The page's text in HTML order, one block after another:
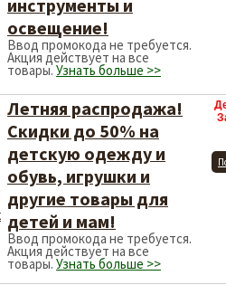
инструменты и
освещение!
Ввод промокода не требуется.
Акция действует на все
товары. Узнать больше >>
Летняя распродажа!
Скидки до 50% на
детскую одежду и
обувь, игрушки и
другие товары для
детей и мам!
Ввод промокода не требуется.
Акция действует на все
товары. Узнать больше >>